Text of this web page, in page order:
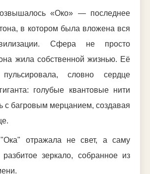
«Око» — последнее
в котором была вложена вся
Сфера не просто
жила собственной жизнью. Её
пульсировала, словно сердце
голубые квантовые нити
с багровым мерцанием, создавая
"Ока" отражала не свет, а саму
зеркало, собранное из